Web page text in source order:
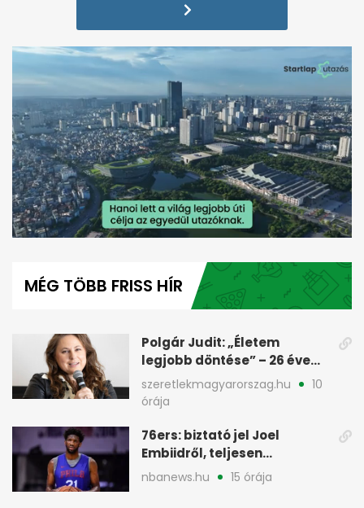
minute,
MÉG TÖBB FRISS HÍR
Polgár Judit: „Életem
legjobb döntése” – 26 éve
férjével ünnepel
szeretlekmagyarorszag.hu
10
órája
76ers: biztató jel Joel
Embiidről, teljesen
egészségesen készül
nbanews.hu 15 órája